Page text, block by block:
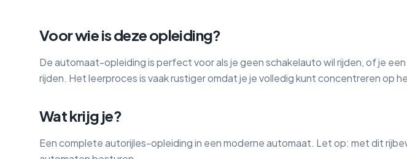
Voor wie is deze opleiding?
De automaat-opleiding is perfect voor als je geen schakelauto wil rijden, of je
rijden. Het leerproces is vaak rustiger omdat je je volledig kunt concentreren op
Wat krijg je?
Een complete autorijles-opleiding in een moderne automaat. Let op: met dit